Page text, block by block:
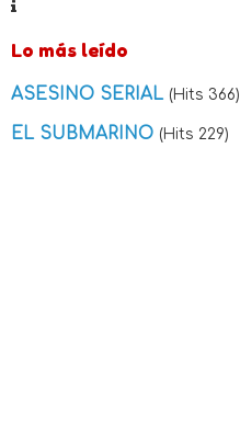
Lo más leído
ASESINO SERIAL (Hits 366)
EL SUBMARINO (Hits 229)